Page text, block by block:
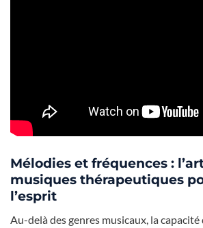
Mélodies et fréquences :
musiques thérapeutiques
l’esprit
Au-delà des genres musicaux, la capacité